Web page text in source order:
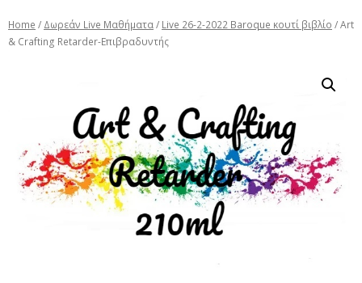
Home / Δωρεάν Live Μαθήματα/ Live 26-2-2022 Baroque κουτί βιβλίο / Art
& Crafting Retarder-Επιβραδυντής